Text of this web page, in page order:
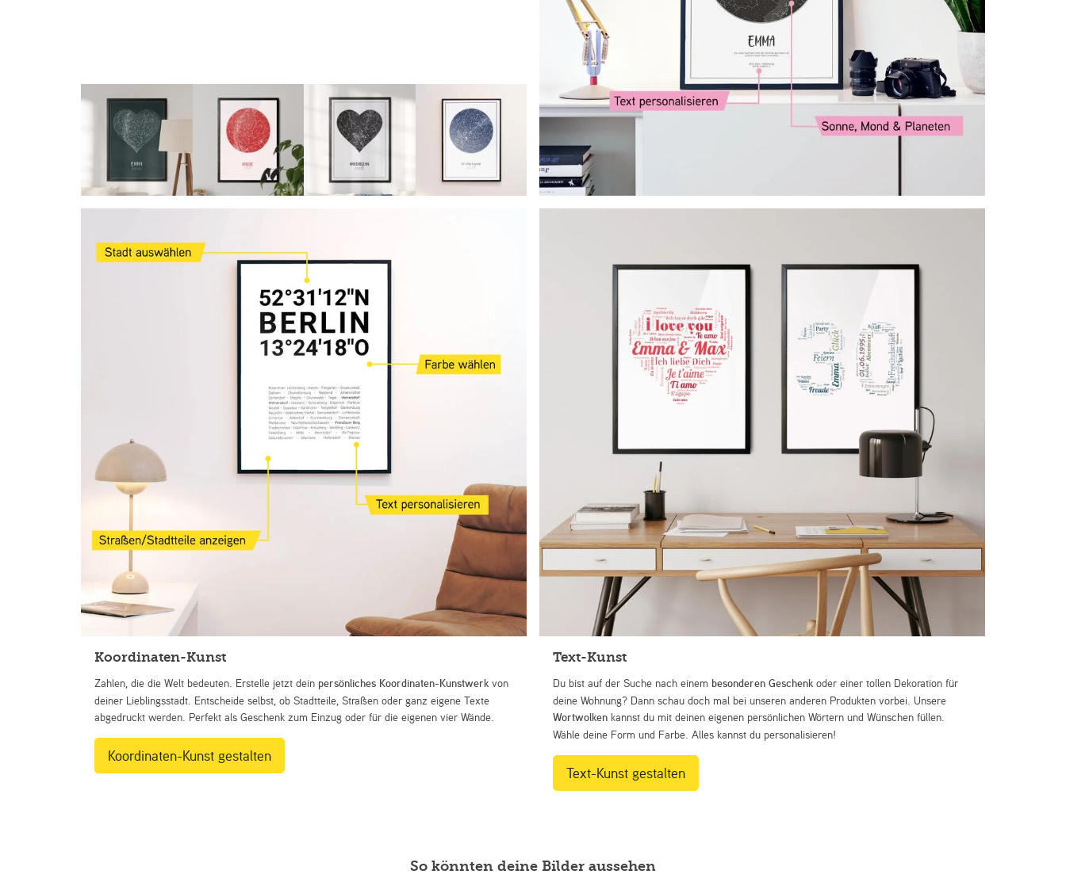
Koordinaten-Kunst
Zahlen, die die Welt bedeuten. Erstelle jetzt dein persönliches Koordinaten-Kunstwerk von
deiner Lieblingsstadt. Entscheide selbst, ob Stadtteile, Straßen oder ganz eigene Texte
abgedruckt werden. Perfekt als Geschenk zum Einzug oder für die eigenen vier Wände.
Koordinaten-Kunst gestalten
Text-Kunst
Du bist auf der Suche nach einem besonderen Geschenk oder einer tollen Dekoration für
deine Wohnung? Dann schau doch mal bei unseren anderen Produkten vorbei. Unsere
Wortwolken kannst du mit deinen eigenen persönlichen Wörtern und Wünschen füllen.
Wähle deine Form und Farbe. Alles kannst du personalisieren!
Text-Kunst gestalten
So könnten deine Bilder aussehen